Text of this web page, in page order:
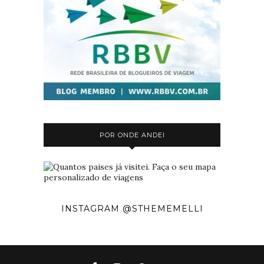
POR ONDE ANDEI
INSTAGRAM @STHEMEMELLI